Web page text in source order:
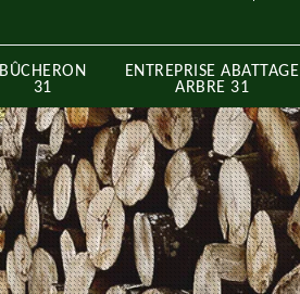
BÛCHERON
31
ENTREPRISE ABATTAGE
ARBRE 31